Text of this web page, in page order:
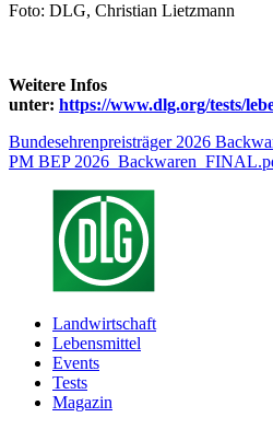
Foto: DLG, Christian Lietzmann
Weitere Infos
unter: https://www.dlg.org/tests/
Bundesehrenpreisträger 2026
PM BEP
Landwirtschaft
Lebensmittel
Events
Tests
Magazin